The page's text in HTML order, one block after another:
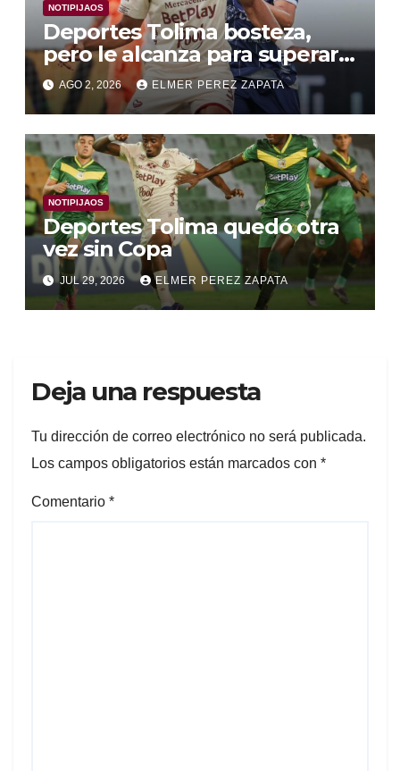
NOTIPIJAOS
Deportes Tolima bosteza,
pero le alcanza para superar a
Alianza Valledupar 2 A 1
AGO 2, 2026 ELMER PEREZ ZAPATA
NOTIPIJAOS
Deportes Tolima quedó otra
vez sin Copa
JUL 29, 2026 ELMER PEREZ ZAPATA
Deja una respuesta
Tu dirección de correo electrónico no será publicada.
Los campos obligatorios están marcados con *
Comentario *